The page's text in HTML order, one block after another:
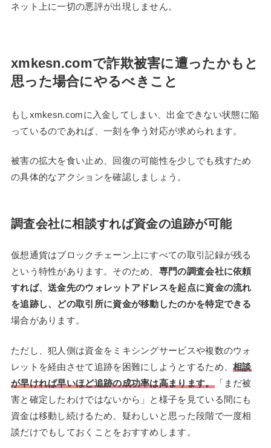
ネット上に一切の悪評が出現しません。
xmkesn.comで詐欺被害に遭ったかもと
思った場合にやるべきこと
もしxmkesn.comに入金してしまい、出金できない状態に陥
っているのであれば、一刻を争う対応が求められます。
被害の拡大を食い止め、回復の可能性を少しでも残すため
の具体的なアクションを確認しましょう。
調査会社に相談すれば資金の追跡が可能
仮想通貨はブロックチェーン上にすべての取引記録が残る
という特性があります。そのため、 専門の調査会社に依頼
すれば、送金先のウォレットアドレスを起点に資金の流れ
を追跡し、どの取引所に資金が移動したのかを特定できる
場合があります。
ただし、犯人側は資金をミキシングサービスや複数のウォ
レットを経由させて追跡を困難にしようとするため、相談
が早ければ早いほど追跡の成功率は高まります。「まだ被
害と確定したわけではないから」と様子を見ている間にも
資金は移動し続けるため、疑わしいと思った段階で一度相
談だけでもしておくことをおすすめします。